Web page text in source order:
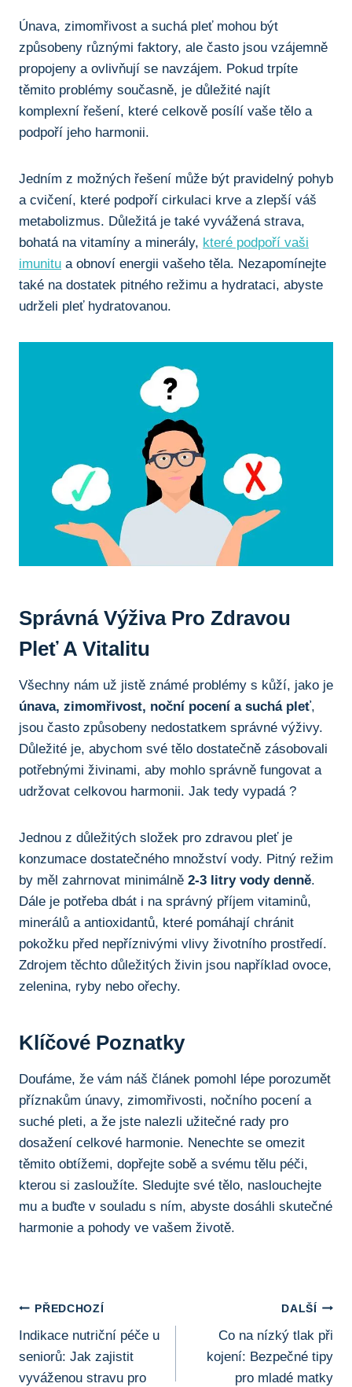
Únava, zimomřivost a suchá pleť mohou být
způsobeny různými faktory, ale často jsou vzájemně
propojeny a ovlivňují se navzájem. Pokud trpíte
těmito problémy současně, je důležité najít
komplexní řešení, které celkově posílí vaše tělo a
podpoří jeho harmonii.
Jedním z možných řešení může být pravidelný pohyb
a cvičení, které podpoří cirkulaci krve a zlepší váš
metabolizmus. Důležitá je také vyvážená strava,
bohatá na vitamíny a minerály, které podpoří vaši
imunitu a obnoví energii vašeho těla. Nezapomínejte
také na dostatek pitného režimu a hydrataci, abyste
udrželi pleť hydratovanou.
Správná Výživa Pro Zdravou
Pleť A Vitalitu
Všechny nám už jistě známé problémy s kůží, jako je
únava, zimomřivost, noční pocení a suchá pleť,
jsou často způsobeny nedostatkem správné výživy.
Důležité je, abychom své tělo dostatečně zásobovali
potřebnými živinami, aby mohlo správně fungovat a
udržovat celkovou harmonii. Jak tedy vypadá ?
Jednou z důležitých složek pro zdravou pleť je
konzumace dostatečného množství vody. Pitný režim
by měl zahrnovat minimálně 2-3 litry vody denně.
Dále je potřeba dbát i na správný příjem vitaminů,
minerálů a antioxidantů, které pomáhají chránit
pokožku před nepříznivými vlivy životního prostředí.
Zdrojem těchto důležitých živin jsou například ovoce,
zelenina, ryby nebo ořechy.
Klíčové Poznatky
Doufáme, že vám náš článek pomohl lépe porozumět
příznakům únavy, zimomřivosti, nočního pocení a
suché pleti, a že jste nalezli užitečné rady pro
dosažení celkové harmonie. Nenechte se omezit
těmito obtížemi, dopřejte sobě a svému tělu péči,
kterou si zasloužíte. Sledujte své tělo, naslouchejte
mu a buďte v souladu s ním, abyste dosáhli skutečné
harmonie a pohody ve vašem životě.
Navigace
Pro
Příspěvek
PŘEDCHOZÍ
Indikace nutriční péče u
seniorů: Jak zajistit
vyváženou stravu pro
DALŠÍ
Co na nízký tlak při
kojení: Bezpečné tipy
pro mladé matky